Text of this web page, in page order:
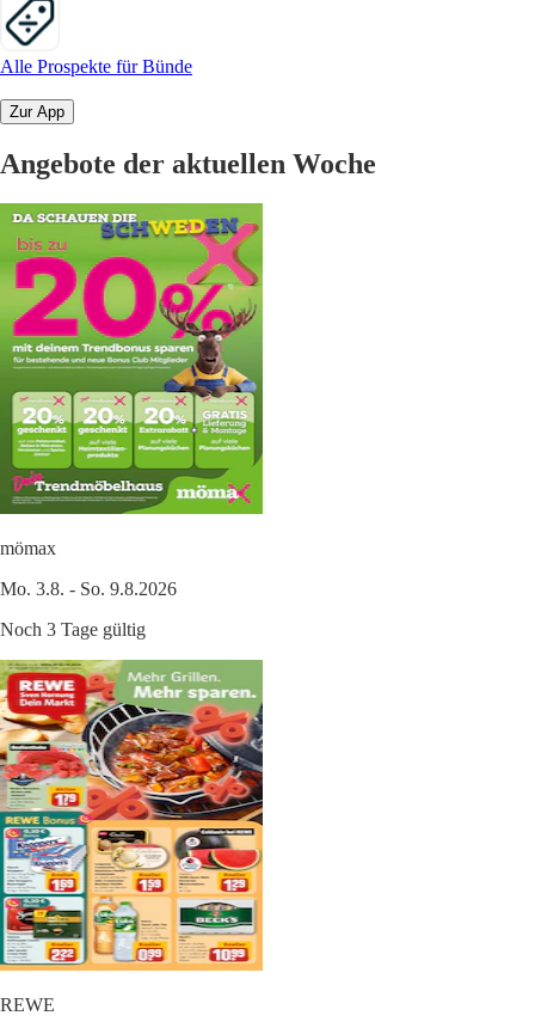
Alle Prospekte für Bünde
Zur App
Angebote der aktuellen Woche
mömax
Mo. 3.8. - So. 9.8.2026
Noch 3 Tage gültig
REWE